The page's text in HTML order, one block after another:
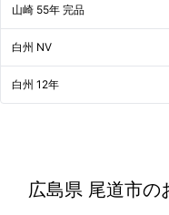
山崎 55年 完品
白州 NV
白州 12年
広島県 尾道市の